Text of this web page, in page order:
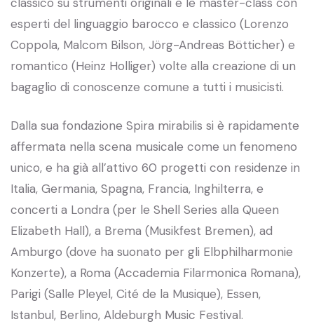
esperti del linguaggio barocco e classico (Lorenzo
Coppola, Malcom Bilson, Jörg-Andreas Bötticher) e
romantico (Heinz Holliger) volte alla creazione di un
bagaglio di conoscenze comune a tutti i musicisti.
Dalla sua fondazione Spira mirabilis si è rapidamente
affermata nella scena musicale come un fenomeno
unico, e ha già all’attivo 60 progetti con residenze in
Italia, Germania, Spagna, Francia, Inghilterra, e
concerti a Londra (per le Shell Series alla Queen
Elizabeth Hall), a Brema (Musikfest Bremen), ad
Amburgo (dove ha suonato per gli Elbphilharmonie
Konzerte), a Roma (Accademia Filarmonica Romana),
Parigi (Salle Pleyel, Cité de la Musique), Essen,
Istanbul, Berlino, Aldeburgh Music Festival.